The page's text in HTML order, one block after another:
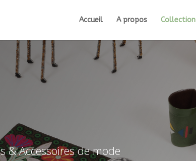
Accueil A propos Collection
& Accessoires de mode